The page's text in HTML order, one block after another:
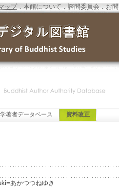
ップ．本館について．諮問委員会． お
著者データベース 資料改正
あかつつねゆき